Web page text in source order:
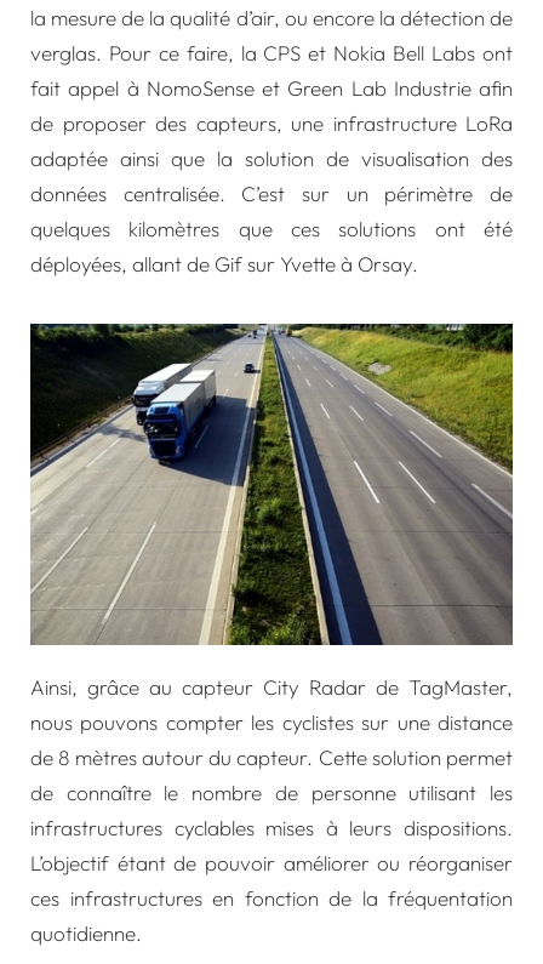
la mesure de la qualité d’air, ou encore la détection de
verglas. Pour ce faire, la CPS et Nokia Bell Labs ont
fait appel à NomoSense et Green Lab Industrieafin
de proposer des capteurs, une infrastructure LoRa
adaptée ainsi que la solution de visualisation des
données centralisée. C’est sur un périmètre de
quelques kilomètres que ces solutions ont été
déployées, allant de Gif sur Yvette à Orsay.
Ainsi, grâce au capteur City Radar de TagMaster,
nous pouvons compter les cyclistes sur une distance
de 8 mètres autour du capteur. Cette solution permet
de connaître le nombre de personne utilisant les
infrastructures cyclables mises à leurs dispositions.
L’objectif étant de pouvoir améliorer ou réorganiser
ces infrastructures en fonction de la fréquentation
quotidienne.